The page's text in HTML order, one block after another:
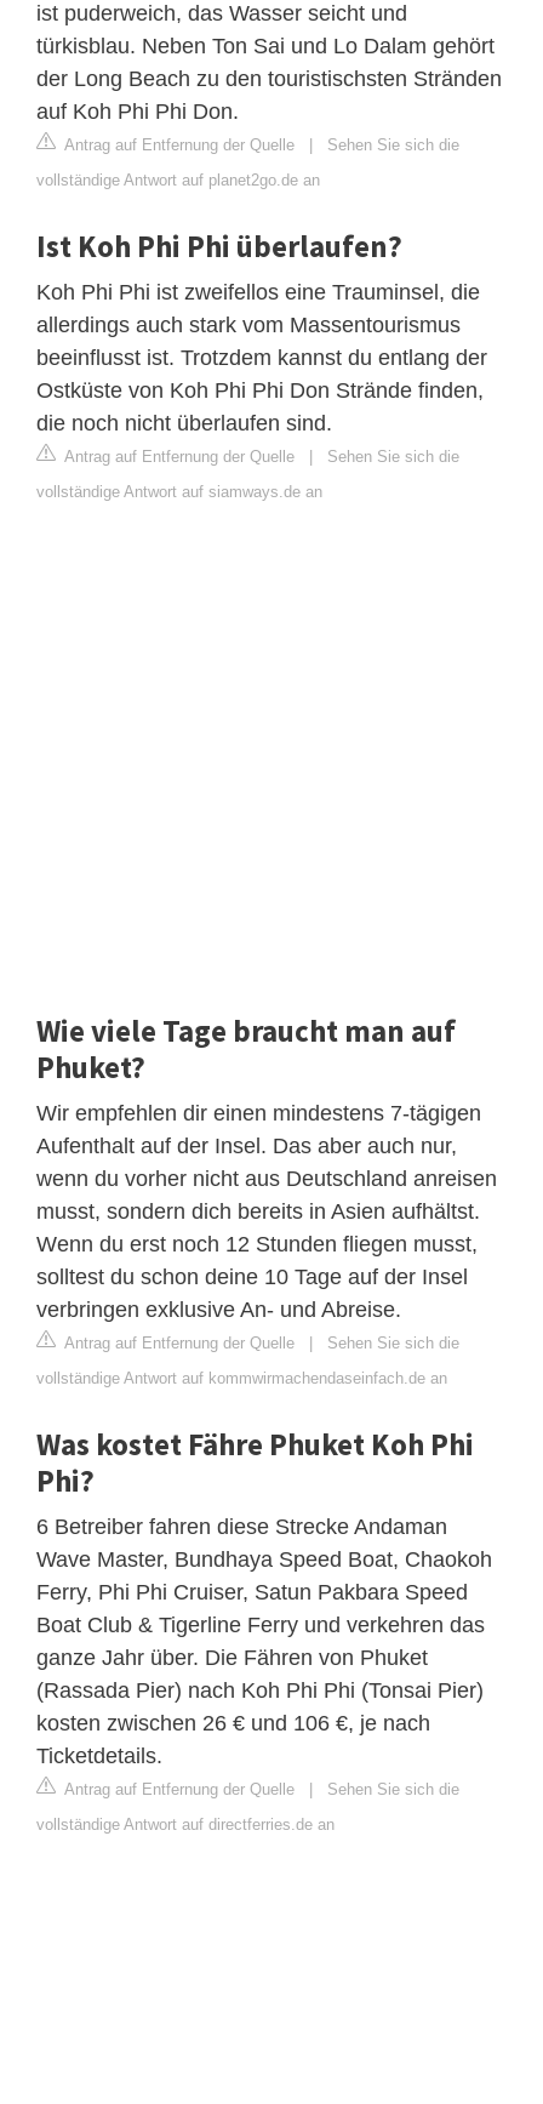
ist puderweich, das Wasser seicht und
türkisblau. Neben Ton Sai und Lo Dalam gehört
der Long Beach zu den touristischsten Stränden
auf Koh Phi Phi Don.
Antrag auf Entfernung der Quelle
Sehen Sie sich die
vollständige Antwort auf planet2go.de an
Ist Koh Phi Phi überlaufen?
Koh Phi Phi ist zweifellos eine Trauminsel, die
allerdings auch stark vom Massentourismus
beeinflusst ist. Trotzdem kannst du entlang der
Ostküste von Koh Phi Phi Don Strände finden,
die noch nicht überlaufen sind.
Antrag auf Entfernung der Quelle
Sehen Sie sich die
vollständige Antwort auf siamways.de an
Wie viele Tage braucht man auf
Phuket?
Wir empfehlen dir einen mindestens 7-tägigen
Aufenthalt auf der Insel. Das aber auch nur,
wenn du vorher nicht aus Deutschland anreisen
musst, sondern dich bereits in Asien aufhältst.
Wenn du erst noch 12 Stunden fliegen musst,
solltest du schon deine 10 Tage auf der Insel
verbringen exklusive An- und Abreise.
Antrag auf Entfernung der Quelle
Sehen Sie sich die
vollständige Antwort auf kommwirmachendaseinfach.de an
Was kostet Fähre Phuket Koh Phi
Phi?
6 Betreiber fahren diese Strecke Andaman
Wave Master, Bundhaya Speed Boat, Chaokoh
Ferry, Phi Phi Cruiser, Satun Pakbara Speed
Boat Club & Tigerline Ferry und verkehren das
ganze Jahr über. Die Fähren von Phuket
(Rassada Pier) nach Koh Phi Phi (Tonsai Pier)
kosten zwischen 26 € und 106 €, je nach
Ticketdetails.
Antrag auf Entfernung der Quelle
Sehen Sie sich die
vollständige Antwort auf directferries.de an